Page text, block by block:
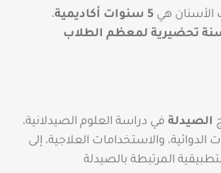
هي 5 سنوات أكاديمية
،
تحضيرية لمعظم الطلاب
الصيدلةفي دراسة العلوم الصيدلانية،
الدوائية، والاستخدامات العلاجية، إلى
المرتبطة بالصيدلة